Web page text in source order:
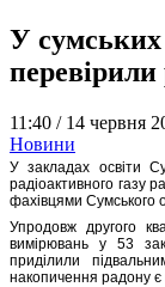
У сумських
перевірили
11:40 / 14 червня
Новини
У закладах освіти
радіоактивного газу
фахівцями Сумського
Упродовж другого
вимірювань у 53
приділили
накопичення радону